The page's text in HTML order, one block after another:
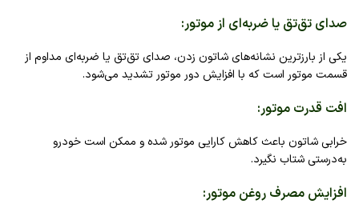
صدای تق‌تق یا ضربه‌ای از موتور:
یکی از بارزترین نشانه‌های شاتون زدن، صدای تق‌تق یا ضربه‌ای مداوم از
قسمت موتور است که با افزایش دور موتور تشدید می‌شود.
افت قدرت موتور:
خرابی شاتون باعث کاهش کارایی موتور شده و ممکن است خودرو
به‌درستی شتاب نگیرد.
افزایش مصرف روغن موتور: